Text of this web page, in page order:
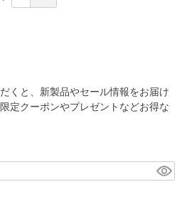
くと、新製品やセール情報をお届け
定クーポンやプレゼントなどお得な